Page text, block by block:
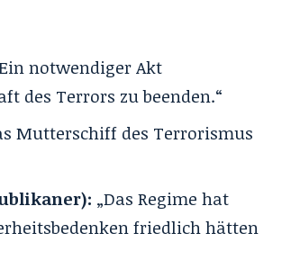
notwendiger Akt
des Terrors zu beenden.“
Mutterschiff des Terrorismus
„Das Regime hat
friedlich hätten